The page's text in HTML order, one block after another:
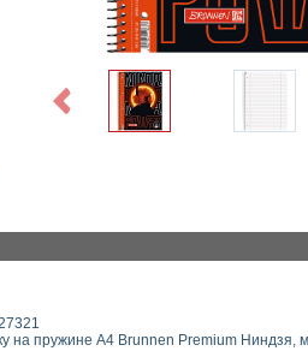
Previous
на пружине А4 Brunnen Premium Ниндзя,